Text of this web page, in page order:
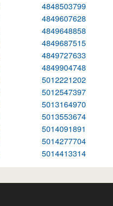
4848503799
4849607628
4849648858
4849687515
4849727633
4849904748
5012221202
5012547397
5013164970
5013553674
5014091891
5014277704
5014413314